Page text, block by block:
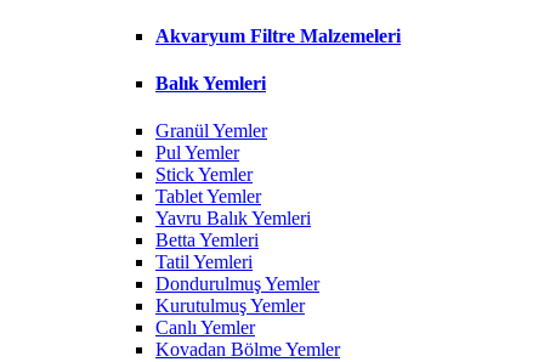
Akvaryum Filtre Malzemeleri
Balık Yemleri
Granül Yemler
Pul Yemler
Stick Yemler
Tablet Yemler
Yavru Balık Yemleri
Betta Yemleri
Tatil Yemleri
Dondurulmuş Yemler
Kurutulmuş Yemler
Canlı Yemler
Kovadan Bölme Yemler